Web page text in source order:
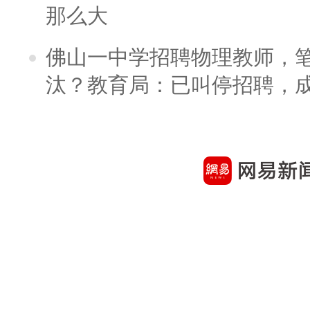
那么大
佛山一中学招聘物理教师，
汰？教育局：已叫停招聘，